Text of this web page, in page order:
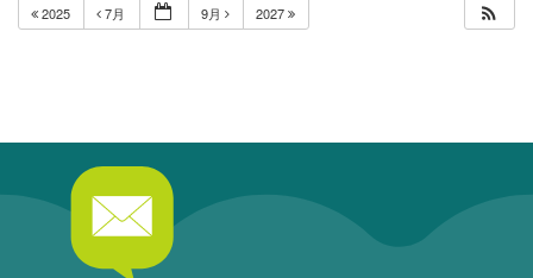
2025 7月 9月 2027